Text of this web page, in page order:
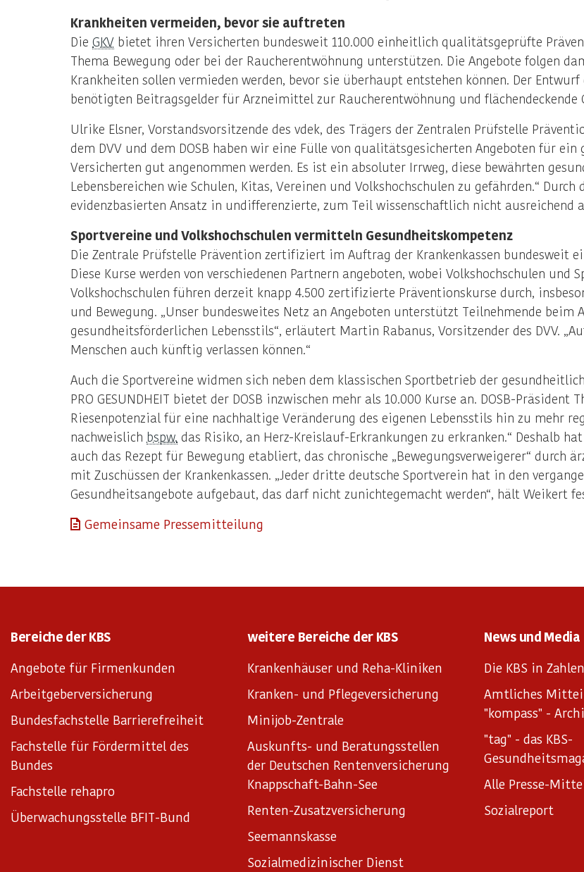
Krankheiten vermeiden, bevor sie auftreten
Die GKV bietet ihren Versicherten bundesweit 110.000 einheitlich qualitätsgeprüfte
Thema Bewegung oder bei der Raucherentwöhnung unterstützen. Die Angebote folgen
Krankheiten sollen vermieden werden, bevor sie überhaupt entstehen können. Der
benötigten Beitragsgelder für Arzneimittel zur Raucherentwöhnung und flächendeckende
Ulrike Elsner, Vorstandsvorsitzende des vdek, des Trägers der Zentralen Prüfstelle
dem DVV und dem DOSB haben wir eine Fülle von qualitätsgesicherten Angeboten für ein
Versicherten gut angenommen werden. Es ist ein absoluter Irrweg, diese bewährten
Lebensbereichen wie Schulen, Kitas, Vereinen und Volkshochschulen zu gefährden.“
evidenzbasierten Ansatz in undifferenzierte, zum Teil wissenschaftlich nicht ausreichend
Sportvereine und Volkshochschulen vermitteln Gesundheitskompetenz
Die Zentrale Prüfstelle Prävention zertifiziert im Auftrag der Krankenkassen bundesweit
Diese Kurse werden von verschiedenen Partnern angeboten, wobei Volkshochschulen und
Volkshochschulen führen derzeit knapp 4.500 zertifizierte Präventionskurse durch,
und Bewegung. „Unser bundesweites Netz an Angeboten unterstützt Teilnehmende beim
gesundheitsförderlichen Lebensstils“, erläutert Martin Rabanus, Vorsitzender des DVV.
Menschen auch künftig verlassen können.“
Auch die Sportvereine widmen sich neben dem klassischen Sportbetrieb der
PRO GESUNDHEIT bietet der DOSB inzwischen mehr als 10.000 Kurse an. DOSB-
Riesenpotenzial für eine nachhaltige Veränderung des eigenen Lebensstils hin zu mehr
nachweislich bspw. das Risiko, an Herz-Kreislauf-Erkrankungen zu erkranken.“ Deshalb
auch das Rezept für Bewegung etabliert, das chronische „Bewegungsverweigerer“
mit Zuschüssen der Krankenkassen. „Jeder dritte deutsche Sportverein hat in den
Gesundheitsangebote aufgebaut, das darf nicht zunichtegemacht werden“, hält Weikert
Gemeinsame Pressemitteilung
Bereiche der KBS
Angebote für Firmenkunden
Arbeitgeberversicherung
Bundesfachstelle Barrierefreiheit
Fachstelle für Fördermittel des
Bundes
Fachstelle rehapro
Überwachungsstelle BFIT-Bund
weitere Bereiche der KBS
Krankenhäuser und Reha-Kliniken
Kranken- und Pflegeversicherung
Minijob-Zentrale
Auskunfts- und Beratungsstellen
der Deutschen Rentenversicherung
Knappschaft-Bahn-See
Renten-Zusatzversicherung
Seemannskasse
Sozialmedizinischer Dienst
News und Media
Die KBS in Zahlen
Amtliches
"kompass" -
"tag" - das KBS-
Alle Presse-
Sozialreport